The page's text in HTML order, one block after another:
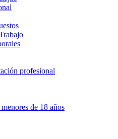
profesional
de 18 años